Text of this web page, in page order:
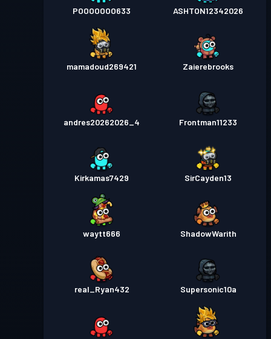
POOOOOOO633 ASHTON12342026
mamadoud269421 Zaierebrooks
andres20262026_4 Frontman11233
Kirkamas7429 SirCayden13
waytt666 ShadowWarith
real_Ryan432 Supersonic10a